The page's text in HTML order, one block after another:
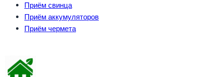
Приём свинца
Приём аккумуляторов
Приём чермета